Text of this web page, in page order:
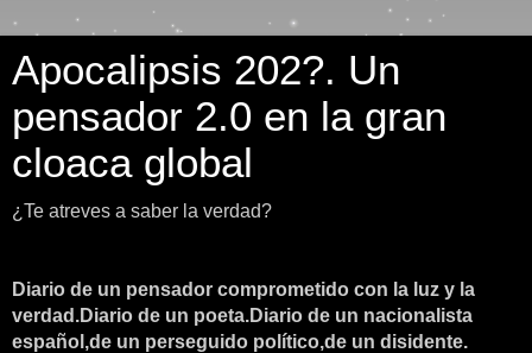
Apocalipsis 202?. Un
pensador 2.0 en la gran
cloaca global
¿Te atreves a saber la verdad?
Diario de un pensador comprometido con la luz y la
verdad.Diario de un poeta.Diario de un nacionalista
español,de un perseguido político,de un disidente.